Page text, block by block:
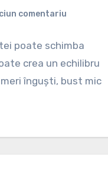
comentariu
poate schimba
crea un echilibru
înguști, bust mic